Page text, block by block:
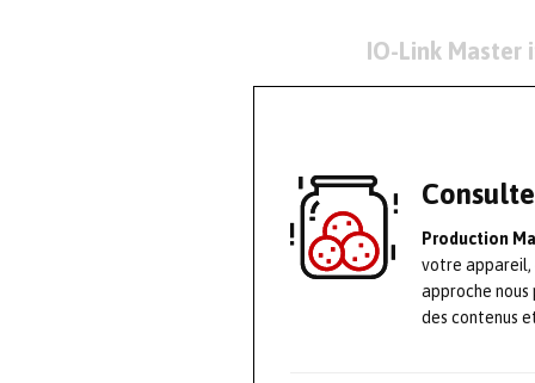
Production
votre appareil,
approche
des contenus
IO-Link
Les
déjà
Chaque
périphériques
configurés et